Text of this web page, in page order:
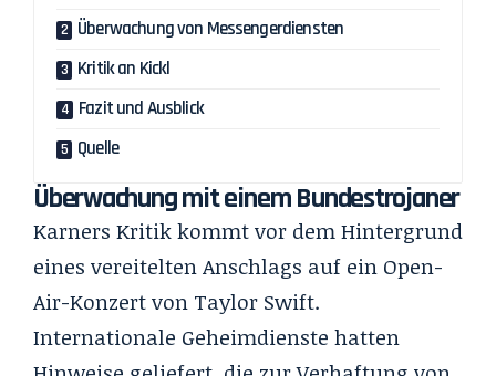
Überwachung von Messengerdiensten
Kritik an Kickl
Fazit und Ausblick
Quelle
Überwachung mit einem Bundestrojaner
Karners Kritik kommt vor dem Hintergrund
eines vereitelten Anschlags auf ein Open-
Air-Konzert von Taylor Swift.
Internationale Geheimdienste hatten